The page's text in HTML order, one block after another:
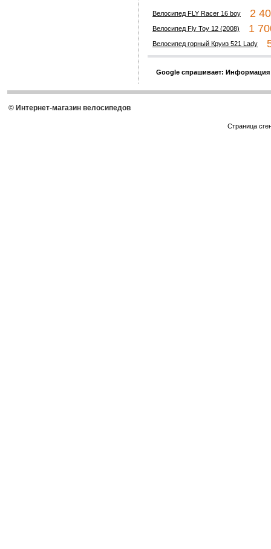
Велосипед FLY Racer 16 boy 2
Велосипед Fly Toy 12 (2008) 1
Велосипед горный Круиз 521 Lady
Google спрашивает:
© Интернет-магазин велосипедов
Страница